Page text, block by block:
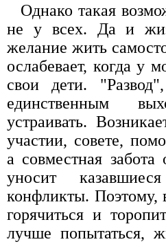
Однако такая
не у всех. Да и
желание жить
ослабевает, когда у
свои дети.
единственным
устраивать.
участии, совете,
а совместная
уносит
конфликты. Поэтому,
горячиться и
лучше попытаться,